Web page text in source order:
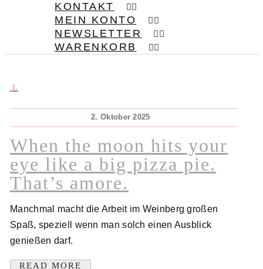
KONTAKT
MEIN KONTO
NEWSLETTER
WARENKORB
2. Oktober 2025
When the moon hits your
eye like a big pizza pie.
That’s amore.
Manchmal macht die Arbeit im Weinberg großen
Spaß, speziell wenn man solch einen Ausblick
genießen darf.
READ MORE